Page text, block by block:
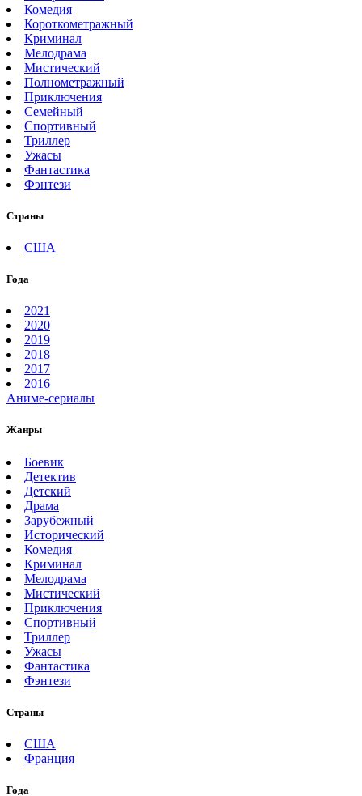
Комедия
Короткометражный
Криминал
Мелодрама
Мистический
Полнометражный
Приключения
Семейный
Спортивный
Триллер
Ужасы
Фантастика
Фэнтези
Страны
США
Года
2021
2020
2019
2018
2017
2016
Аниме-сериалы
Жанры
Боевик
Детектив
Детский
Драма
Зарубежный
Исторический
Комедия
Криминал
Мелодрама
Мистический
Приключения
Спортивный
Триллер
Ужасы
Фантастика
Фэнтези
Страны
США
Франция
Года